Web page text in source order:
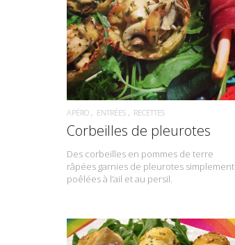
READ MORE
APÉRO ENTRÉES RECETTES
Corbeilles de pleurotes
Des corbeilles en pommes de terre
râpées garnies de pleurotes simplement
poêlées à l’ail et au persil.